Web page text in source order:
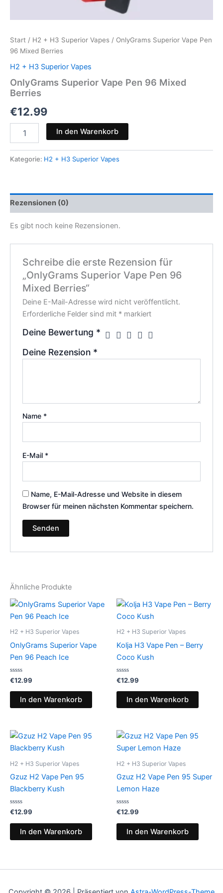
Start / H2 + H3 Superior Vapes / OnlyGrams Superior Vape Pen
96 Mixed Berries
H2 + H3 Superior Vapes
OnlyGrams Superior Vape Pen 96 Mixed
Berries
€12.99
Superior
Pen
Menge
In den Warenkorb
Kategorie: H2 + H3 Superior Vapes
Rezensionen (0)
Es gibt noch keine Rezensionen.
Schreibe die erste Rezension für
„OnlyGrams Superior Vape Pen 96
Mixed Berries“
Deine E-Mail-Adresse wird nicht veröffentlicht.
Erforderliche Felder sind mit * markiert
Deine Bewertung *
Deine Rezension *
Name *
E-Mail *
Name, E-Mail-Adresse und Website in diesem
Browser für meinen nächsten Kommentar speichern.
Ähnliche Produkte
H2 + H3 Superior Vapes
OnlyGrams Superior Vape
Pen 96 Peach Ice
Bewertet
mit
0
€12.99
In den Warenkorb
H2 + H3 Superior Vapes
Kolja H3 Vape Pen – Berry
Coco Kush
Bewertet
mit
0
€12.99
In den Warenkorb
H2 + H3 Superior Vapes
Gzuz H2 Vape Pen 95
Blackberry Kush
Bewertet
0
€12.99
In den Warenkorb
H2 + H3 Superior Vapes
Gzuz H2 Vape Pen 95 Super
Lemon Haze
Bewertet
0
€12.99
In den Warenkorb